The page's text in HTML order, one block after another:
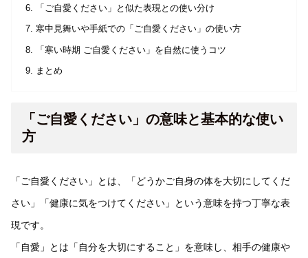
「ご自愛ください」と似た表現との使い分け
寒中見舞いや手紙での「ご自愛ください」の使い方
「寒い時期 ご自愛ください」を自然に使うコツ
まとめ
「ご自愛ください」の意味と基本的な使い
方
「ご自愛ください」とは、「どうかご自身の体を大切にしてくだ
さい」「健康に気をつけてください」という意味を持つ丁寧な表
現です。
「自愛」とは「自分を大切にすること」を意味し、相手の健康や